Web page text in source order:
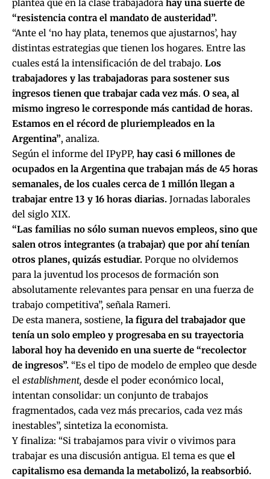
plantea que en la clase trabajadora hay una suerte de
“resistencia contra el mandato de austeridad”.
“Ante el ‘no hay plata, tenemos que ajustarnos’, hay
distintas estrategias que tienen los hogares. Entre las
cuales está la intensificación de del trabajo. Los
trabajadores y las trabajadoras para sostener sus
ingresos tienen que trabajar cada vez más. O sea, al
mismo ingreso le corresponde más cantidad de horas.
Estamos en el récord de pluriempleados en la
Argentina”, analiza.
Según el informe del IPyPP, hay casi 6 millones de
ocupados en la Argentina que trabajan más de 45 horas
semanales, de los cuales cerca de 1 millón llegan a
trabajar entre 13 y 16 horas diarias. Jornadas laborales
del siglo XIX.
“Las familias no sólo suman nuevos empleos, sino que
salen otros integrantes (a trabajar) que por ahí tenían
otros planes, quizás estudiar. Porque no olvidemos
para la juventud los procesos de formación son
absolutamente relevantes para pensar en una fuerza de
trabajo competitiva”, señala Rameri.
De esta manera, sostiene, la figura del trabajador que
tenía un solo empleo y progresaba en su trayectoria
laboral hoy ha devenido en una suerte de “recolector
de ingresos”. “Es el tipo de modelo de empleo que desde
el establishment, desde el poder económico local,
intentan consolidar: un conjunto de trabajos
fragmentados, cada vez más precarios, cada vez más
inestables”, sintetiza la economista.
Y finaliza: “Si trabajamos para vivir o vivimos para
trabajar es una discusión antigua. El tema es que el
capitalismo esa demanda la metabolizó, la reabsorbió.